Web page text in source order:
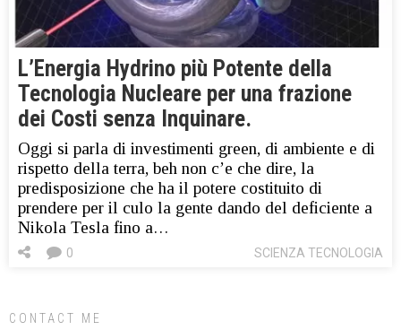
L’Energia Hydrino più Potente della
Tecnologia Nucleare per una frazione
dei Costi senza Inquinare.
Oggi si parla di investimenti green, di ambiente e di
rispetto della terra, beh non c’e che dire, la
predisposizione che ha il potere costituito di
prendere per il culo la gente dando del deficiente a
Nikola Tesla fino a…
SCIENZA TECNOLOGIA
0
CONTACT ME